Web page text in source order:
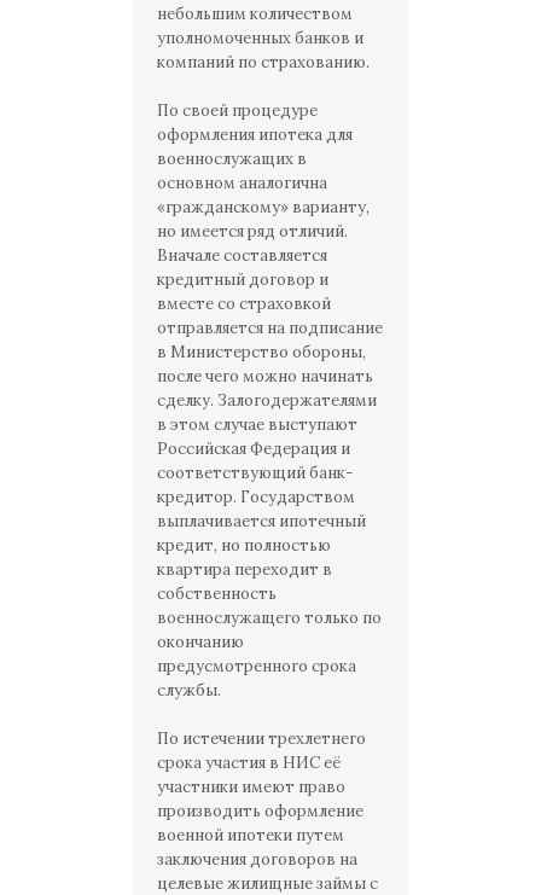
небольшим количеством
уполномоченных банков и
компаний по страхованию.
По своей процедуре
оформления ипотека для
военнослужащих в
основном аналогична
«гражданскому» варианту,
но имеется ряд отличий.
Вначале составляется
кредитный договор и
вместе со страховкой
отправляется на подписание
в Министерство обороны,
после чего можно начинать
сделку. Залогодержателями
в этом случае выступают
Российская Федерация и
соответствующий банк-
кредитор. Государством
выплачивается ипотечный
кредит, но полностью
квартира переходит в
собственность
военнослужащего только по
окончанию
предусмотренного срока
службы.
По истечении трехлетнего
срока участия в НИС её
участники имеют право
производить оформление
военной ипотеки путем
заключения договоров на
целевые жилищные займы с